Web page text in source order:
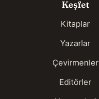
Keşfet
Kitaplar
Yazarlar
Çevirmenler
Editörler